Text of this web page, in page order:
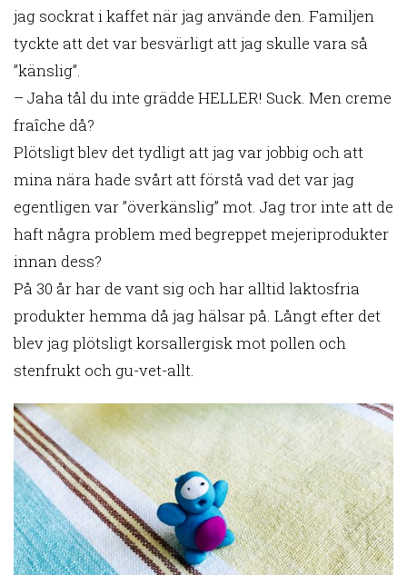
jag sockrat i kaffet när jag använde den. Familjen
tyckte att det var besvärligt att jag skulle vara så
”känslig”.
– Jaha tål du inte grädde HELLER! Suck. Men creme
fraîche då?
Plötsligt blev det tydligt att jag var jobbig och att
mina nära hade svårt att förstå vad det var jag
egentligen var ”överkänslig” mot. Jag tror inte att de
haft några problem med begreppet mejeriprodukter
innan dess?
På 30 år har de vant sig och har alltid laktosfria
produkter hemma då jag hälsar på. Långt efter det
blev jag plötsligt korsallergisk mot pollen och
stenfrukt och gu-vet-allt.